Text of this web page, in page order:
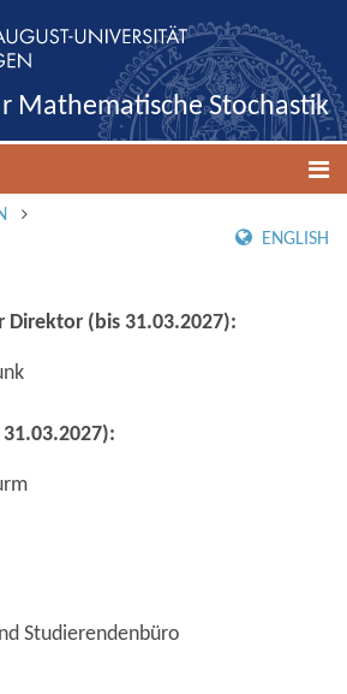
Mathematische Stochastik
ENGLISH
Direktor (bis 31.03.2027):
Studierendenbüro